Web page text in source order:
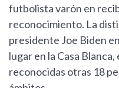
futbolista varón en
reconocimiento. La
presidente Joe Biden
lugar en la Casa
reconocidas otras 18